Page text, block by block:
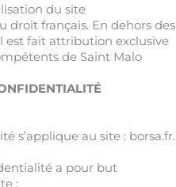
du site
droit français. En dehors des
est fait attribution exclusive
de Saint Malo
s’applique au site : borsa.fr.
a pour but
: